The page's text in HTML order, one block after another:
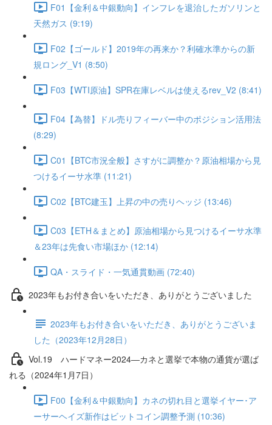
F01【金利＆中銀動向】インフレを退治したガソリンと
天然ガス (9:19)
F02【ゴールド】2019年の再来か？利確水準からの新
規ロング_V1 (8:50)
F03【WTI原油】SPR在庫レベルは使えるrev_V2 (8:41)
F04【為替】ドル売りフィーバー中のポジション活用法
(8:29)
C01【BTC市況全般】さすがに調整か？原油相場から見
つけるイーサ水準 (11:21)
C02【BTC建玉】上昇の中の売りヘッジ (13:46)
C03【ETH＆まとめ】原油相場から見つけるイーサ水準
＆23年は先食い市場ほか (12:14)
QA・スライド・一気通貫動画 (72:40)
2023年もお付き合いをいただき、ありがとうございました
2023年もお付き合いをいただき、ありがとうございま
した（2023年12月28日）
Vol.19 ハードマネー2024―カネと選挙で本物の通貨が選ば
れる（2024年1月7日）
F00【金利＆中銀動向】カネの切れ目と選挙イヤー･ア
ーサーヘイズ新作はビットコイン調整予測 (10:36)